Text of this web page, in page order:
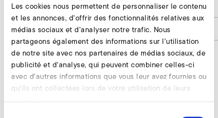
Les cookies nous permettent de personnaliser le contenu
et les annonces, d'offrir des fonctionnalités relatives aux
médias sociaux et d'analyser notre trafic. Nous
partageons également des informations sur l'utilisation
de notre site avec nos partenaires de médias sociaux, de
publicité et d'analyse, qui peuvent combiner celles-ci
avec d'autres informations que vous leur avez fournies ou
qu'ils ont collectées lors de votre utilisation de leurs
Gewicht / Weight
Numéro d'article
5,0
9020746
Kostal Inveor (catégorie CEM C2, classe
400 V) Demander